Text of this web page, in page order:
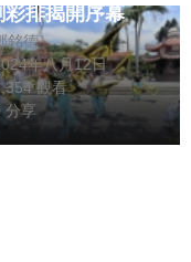
彩排揭開序幕
銘德
年八月12日
觀看
分享